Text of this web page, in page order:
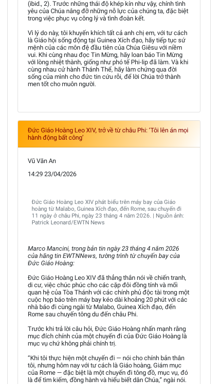
(ibid., 2). Trước những thái độ khép kín như vậy, chính tình
yêu của Chúa nâng đỡ những nỗ lực của chúng ta, đặc biệt
trong việc phục vụ công lý và tình đoàn kết.
Vì lý do này, tôi khuyến khích tất cả anh chị em, với tư cách
là Giáo hội sống động tại Guinea Xích đạo, hãy tiếp tục sứ
mệnh của các môn đệ đầu tiên của Chúa Giêsu với niềm
vui. Khi cùng nhau đọc Tin Mừng, hãy loan báo Tin Mừng
với lòng nhiệt thành, giống như phó tế Phi-lip đã làm. Và khi
cùng nhau cử hành Thánh Thể, hãy làm chứng qua đời
sống của mình cho đức tin cứu rỗi, để lời Chúa trở thành
men tốt cho muôn người.
Đức Giáo Hoàng Leo XIV, trở về từ châu Phi: ‘Tôi lên án mọi
hành động bất công’
Vũ Văn An
14:29 23/04/2026
Đức Giáo Hoàng Leo XIV phát biểu trên máy bay của Giáo
hoàng từ Malabo, Guinea Xích đạo, đến Rome, sau chuyến đi
11 ngày ở châu Phi, ngày 23 tháng 4 năm 2026. | Nguồn ảnh:
Patrick Leonard/EWTN News
Marco Mancini, trong bản tin ngày 23 tháng 4 năm 2026
của hãng tin EWTNNews, tường trình từ chuyến bay của
Đức Giáo Hoàng:
Đức Giáo Hoàng Leo XIV đã thẳng thắn nói về chiến tranh,
di cư, việc chúc phúc cho các cặp đôi đồng tính và mối
quan hệ của Tòa Thánh với các chính phủ độc tài trong một
cuộc họp báo trên máy bay kéo dài khoảng 20 phút với các
nhà báo đi cùng ngài từ Malabo, Guinea Xích đạo, đến
Rome sau chuyến tông du đến châu Phi.
Trước khi trả lời câu hỏi, Đức Giáo Hoàng nhấn mạnh rằng
mục đích chính của một chuyến đi của Đức Giáo Hoàng là
mục vụ chứ không phải chính trị.
“Khi tôi thực hiện một chuyến đi — nói cho chính bản thân
tôi, nhưng hôm nay với tư cách là Giáo hoàng, Giám mục
của Rome — đặc biệt là một chuyến đi tông đồ, mục vụ, đó
là để tìm kiếm, đồng hành và hiểu biết dân Chúa,” ngài nói.